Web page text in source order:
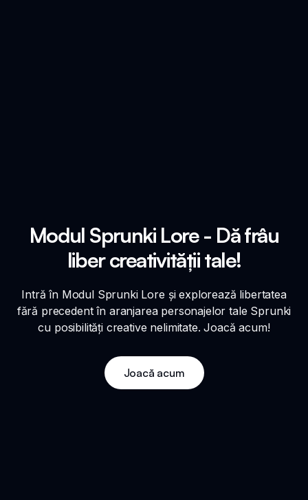
Modul Sprunki Lore - Dă frâu
liber creativității tale!
Intră în Modul Sprunki Lore și explorează libertatea
fără precedent în aranjarea personajelor tale Sprunki
cu posibilități creative nelimitate. Joacă acum!
Joacă acum